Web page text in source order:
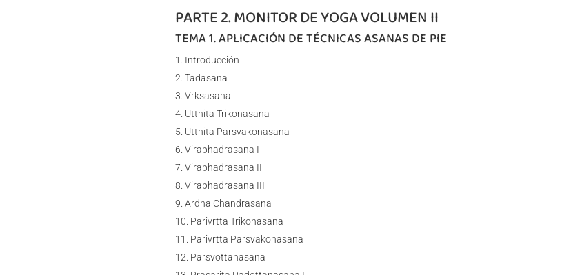
PARTE 2. MONITOR DE YOGA VOLUMEN II
TEMA 1. APLICACIÓN DE TÉCNICAS ASANAS DE PIE
Introducción
Tadasana
Vrksasana
Utthita Trikonasana
Utthita Parsvakonasana
Virabhadrasana I
Virabhadrasana II
Virabhadrasana III
Ardha Chandrasana
Parivrtta Trikonasana
Parivrtta Parsvakonasana
Parsvottanasana